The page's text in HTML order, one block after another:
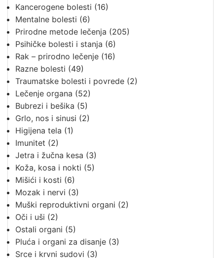
Kancerogene bolesti (16)
Mentalne bolesti (6)
Prirodne metode lečenja (205)
Psihičke bolesti i stanja (6)
Rak – prirodno lečenje (16)
Razne bolesti (49)
Traumatske bolesti i povrede (2)
Lečenje organa (52)
Bubrezi i bešika (5)
Grlo, nos i sinusi (2)
Higijena tela (1)
Imunitet (2)
Jetra i žučna kesa (3)
Koža, kosa i nokti (5)
Mišići i kosti (6)
Mozak i nervi (3)
Muški reproduktivni organi (2)
Oči i uši (2)
Ostali organi (5)
Pluća i organi za disanje (3)
Srce i krvni sudovi (3)